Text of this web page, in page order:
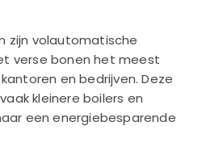
zijn volautomatische
verse bonen het meest
en bedrijven. Deze
kleinere boilers en
een energiebesparende